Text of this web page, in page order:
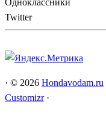
Одноклассники
Twitter
· © 2026 Hondavodam.ru
Customizr ·